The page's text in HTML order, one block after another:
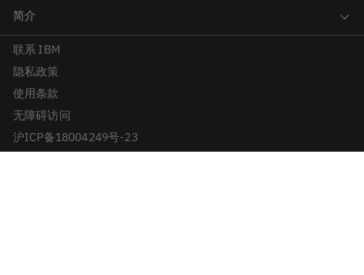
联系 IBM
隐私政策
使用条款
无障碍访问
沪ICP备18004249号-23